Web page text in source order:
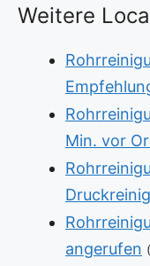
Weitere
Min. vor
angerufen